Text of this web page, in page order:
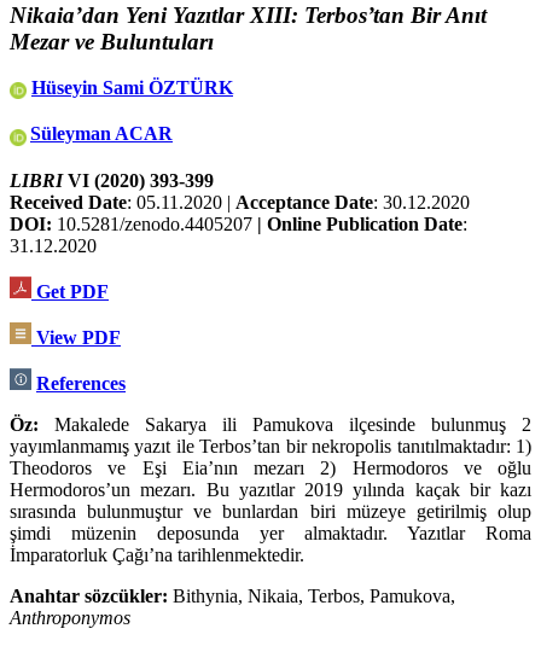
Nikaia’dan Yeni Yazıtlar XIII: Terbos’tan Bir Anıt
Mezar ve Buluntuları
Hüseyin Sami ÖZTÜRK
Süleyman ACAR
LIBRIVI (2020) 393-399
Received Date: 05.11.2020 | Acceptance Date: 30.12.2020
DOI: 10.5281/zenodo.4405207 | Online Publication Date:
31.12.2020
Get PDF
View PDF
References
Öz: Makalede Sakarya ili Pamukova ilçesinde bulunmuş 2
yayımlanmamış yazıt ile Terbos’tan bir nekropolis tanıtılmaktadır: 1)
Theodoros ve Eşi Eia’nın mezarı 2) Hermodoros ve oğlu
Hermodoros’un mezarı. Bu ya­zıtlar 2019 yılında kaçak bir kazı
sırasında bulunmuştur ve bunlardan biri müzeye getirilmiş olup
şimdi mü­zenin deposunda yer almaktadır. Yazıtlar Roma
İmparatorluk Çağı’na tarihlenmektedir.
Anahtar sözcükler: Bithynia, Nikaia, Terbos, Pamukova,
Anthroponymos